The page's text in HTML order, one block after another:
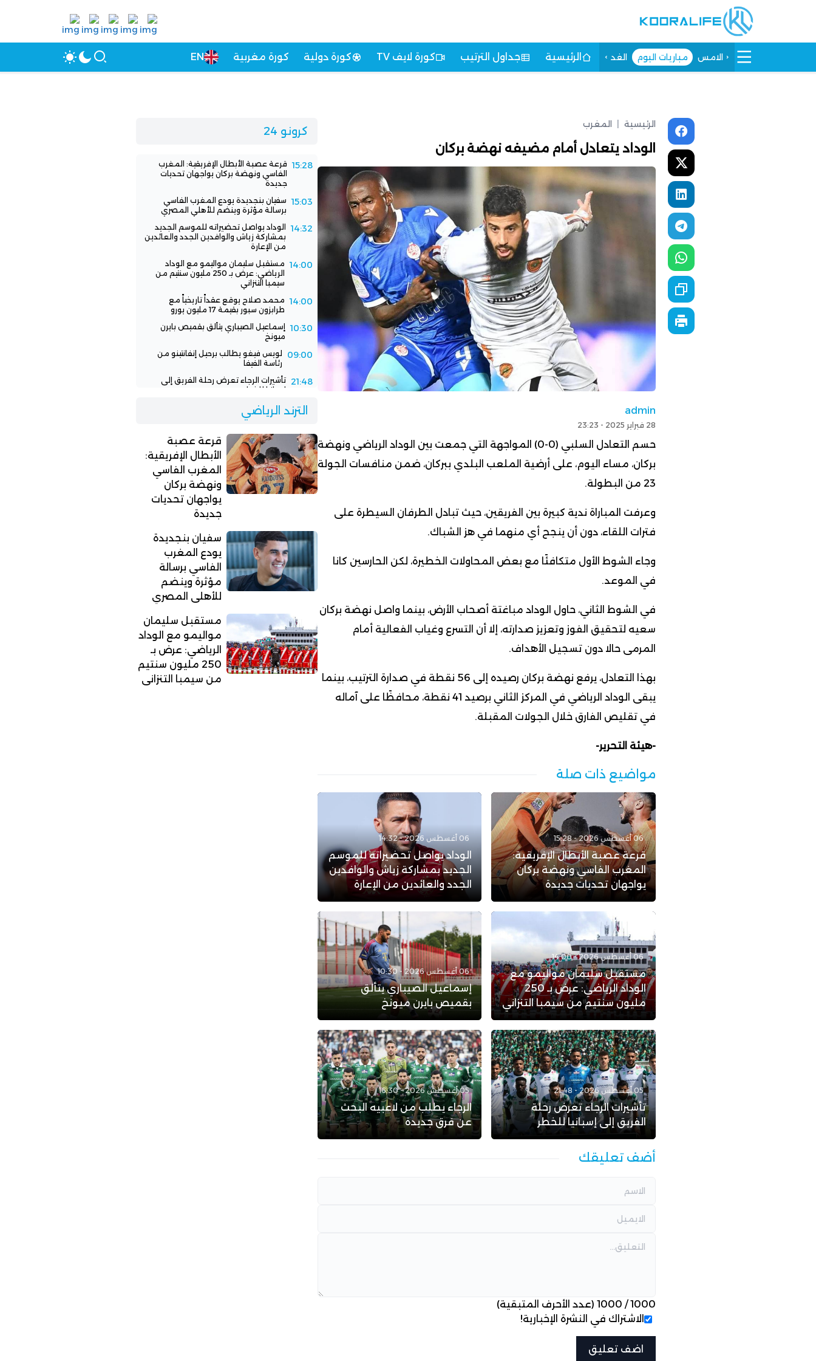
الامس مباريات اليوم الغد الرئيسية جداول الترتيب كورة لايف TV كورة دولية كورة مغربية EN
الرئيسية المغرب
الوداد يتعادل أمام مضيفه نهضة بركان
admin
28 فبراير 2025 - 23:23
حسم التعادل السلبي (0-0) المواجهة التي جمعت بين الوداد الرياضي ونهضة
بركان، مساء اليوم، على أرضية الملعب البلدي ببركان، ضمن منافسات الجولة
23 من البطولة.
وعرفت المباراة ندية كبيرة بين الفريقين، حيث تبادل الطرفان السيطرة على
فترات اللقاء، دون أن ينجح أي منهما في هز الشباك.
وجاء الشوط الأول متكافئًا مع بعض المحاولات الخطيرة، لكن الحارسين كانا
في الموعد.
في الشوط الثاني، حاول الوداد مباغتة أصحاب الأرض، بينما واصل نهضة بركان
سعيه لتحقيق الفوز وتعزيز صدارته، إلا أن التسرع وغياب الفعالية أمام
المرمى حالا دون تسجيل الأهداف.
بهذا التعادل، يرفع نهضة بركان رصيده إلى 56 نقطة في صدارة الترتيب، بينما
يبقى الوداد الرياضي في المركز الثاني برصيد 41 نقطة، محافظًا على آماله
في تقليص الفارق خلال الجولات المقبلة.
-هيئة التحرير-
مواضيع ذات صلة
06 أغسطس 2026 - 15:28
قرعة عصبة الأبطال الإفريقية:
المغرب الفاسي ونهضة بركان
يواجهان تحديات جديدة
06 أغسطس 2026 - 14:32
الوداد يواصل تحضيراته للموسم
الجديد بمشاركة زياش والوافدين
الجدد والعائدين من الإعارة
06 أغسطس 2026 - 14:00
مستقبل سليمان مواليمو مع
الوداد الرياضي: عرض بـ 250
مليون سنتيم من سيمبا التنزاني
06 أغسطس 2026 - 10:30
إسماعيل الصيباري يتألق
بقميص بايرن ميونخ
05 أغسطس 2026 - 21:48
تأشيرات الرجاء تعرض رحلة
الفريق إلى إسبانيا للخطر
05 أغسطس 2026 - 16:30
الرجاء يطلب من لاعبيه البحث
عن فرق جديدة
أضف تعليقك
1000
/
1000 (عدد الأحرف المتبقية)
الاشتراك في النشرة الإخبارية!
كرونو 24
15:28 قرعة عصبة الأبطال الإفريقية: المغرب
الفاسي ونهضة بركان يواجهان تحديات
جديدة
15:03 سفيان بنجديدة يودع المغرب الفاسي
برسالة مؤثرة وينضم للأهلي المصري
14:32
الوداد يواصل تحضيراته للموسم الجديد
بمشاركة زياش والوافدين الجدد والعائدين
من الإعارة
14:00 مستقبل سليمان مواليمو مع الوداد
الرياضي: عرض بـ 250 مليون سنتيم من
سيمبا التنزاني
14:00 محمد صلاح يوقع عقداً تاريخياً مع
طرابزون سبور بقيمة 17 مليون يورو
10:30
إسماعيل الصيباري يتألق بقميص بايرن
ميونخ
09:00
لويس فيغو يطالب برحيل إنفانتينو من
رئاسة الفيفا
21:48
تأشيرات الرجاء تعرض رحلة الفريق إلى
إسبانيا للخطر
21:00
فيفا تنفي وعود إنفانتينو للمغرب
باستضافة نهائي مونديال 2030
16:30 الرجاء يطلب من لاعبيه البحث عن فرق
جديدة
الترند الرياضي
قرعة عصبة
الأبطال الإفريقية:
المغرب الفاسي
ونهضة بركان
يواجهان تحديات
جديدة
سفيان بنجديدة
يودع المغرب
الفاسي برسالة
مؤثرة وينضم
للأهلي المصري
مستقبل سليمان
مواليمو مع الوداد
الرياضي: عرض بـ
250 مليون سنتيم
من سيمبا التنزاني